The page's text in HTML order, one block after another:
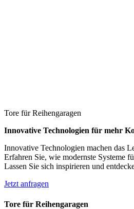
Tore für Reihengaragen
Innovative Technologien für mehr
Innovative Technologien machen das
Erfahren Sie, wie modernste Systeme
Lassen Sie sich inspirieren und
Jetzt anfragen
Tore für Reihengaragen